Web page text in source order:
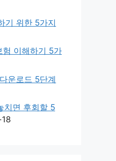
기 위한 5가지
험 이해하기 5가
운로드 5단계
치면 후회할 5